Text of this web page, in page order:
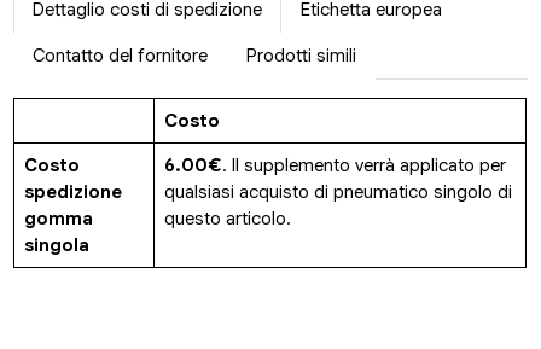
Dettaglio costi di spedizione Etichetta europea
Contatto del fornitore Prodotti simili
Costo
Costo
spedizione
gomma
singola
6.00€. Il supplemento verrà applicato per
qualsiasi acquisto di pneumatico singolo di
questo articolo.